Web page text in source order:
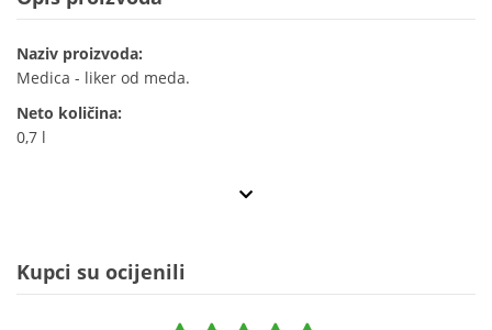
Naziv proizvoda:
Medica - liker od meda.
Neto količina:
0,7 l
Kupci su ocijenili